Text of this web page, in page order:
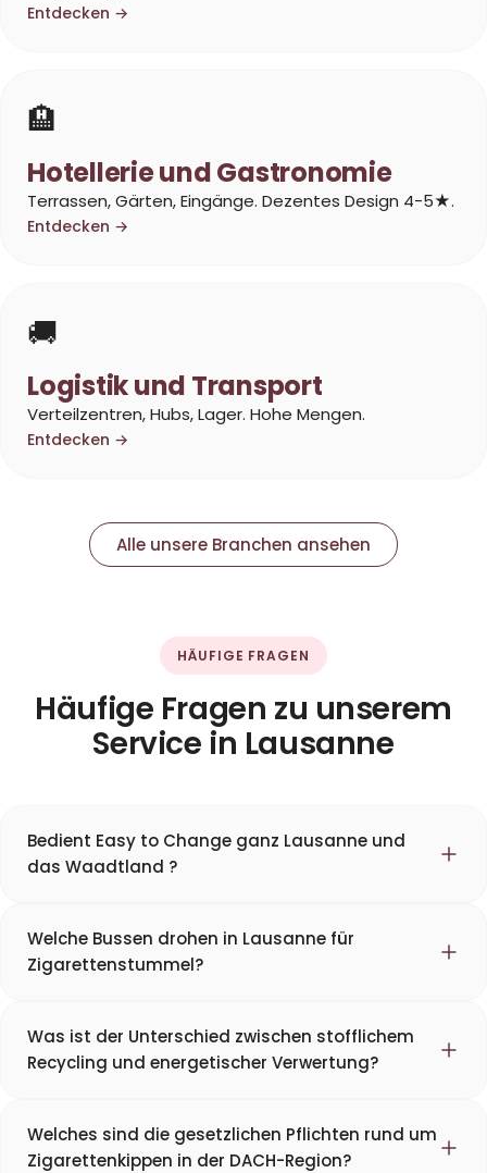
Entdecken →
🏨
Hotellerie und Gastronomie
Terrassen, Gärten, Eingänge. Dezentes Design 4-5★.
Entdecken →
🚚
Logistik und Transport
Verteilzentren, Hubs, Lager. Hohe Mengen.
Entdecken →
Alle unsere Branchen ansehen
HÄUFIGE FRAGEN
Häufige Fragen zu unserem
Service in Lausanne
Bedient Easy to Change ganz Lausanne und
das Waadtland ?
Welche Bussen drohen in Lausanne für
Zigarettenstummel?
Was ist der Unterschied zwischen stofflichem
Recycling und energetischer Verwertung?
Welches sind die gesetzlichen Pflichten rund um
Zigarettenkippen in der DACH-Region?